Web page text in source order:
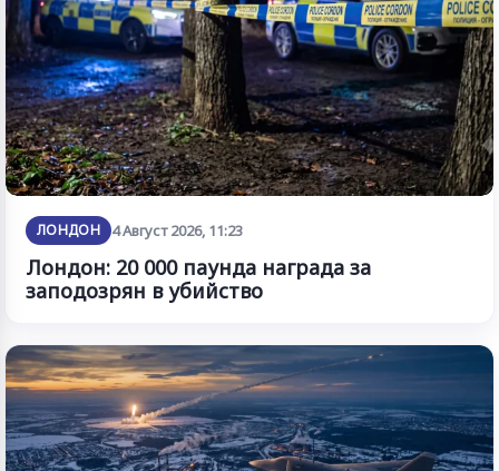
ЛОНДОН 4 Август 2026, 11:23
Лондон: 20 000 паунда награда за
заподозрян в убийство